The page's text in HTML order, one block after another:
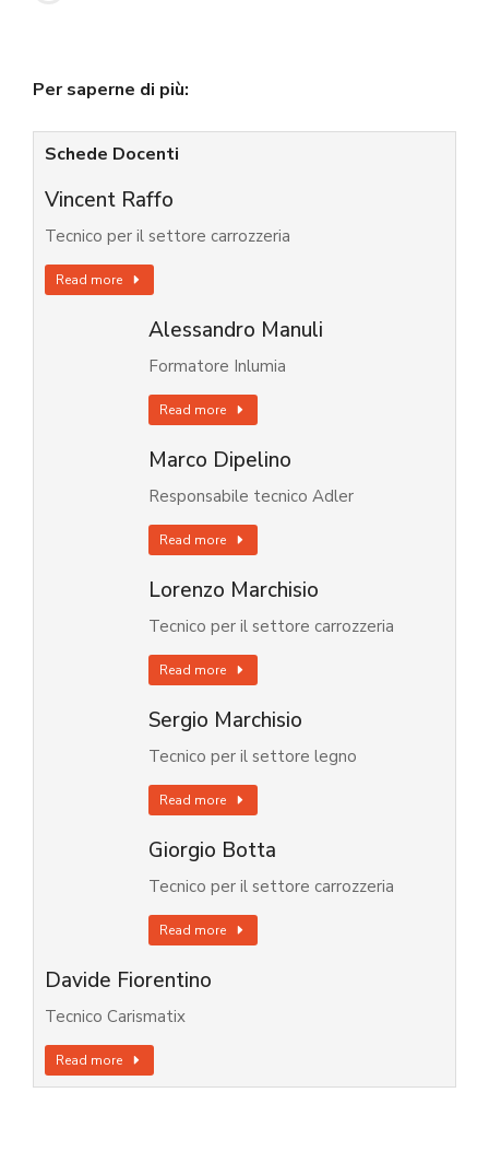
Per saperne di più:
Schede Docenti
Vincent Raffo
Tecnico per il settore carrozzeria
Read more
Alessandro Manuli
Formatore Inlumia
Read more
Marco Dipelino
Responsabile tecnico Adler
Read more
Lorenzo Marchisio
Tecnico per il settore carrozzeria
Read more
Sergio Marchisio
Tecnico per il settore legno
Read more
Giorgio Botta
Tecnico per il settore carrozzeria
Read more
Davide Fiorentino
Tecnico Carismatix
Read more